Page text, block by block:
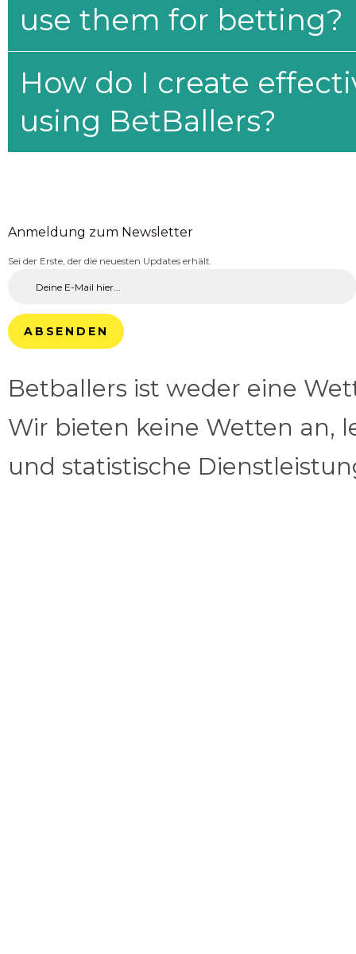
use them for betting?
How do I create
using BetBallers?
Anmeldung zum Newsletter
Sei der Erste, der die neuesten Updates erhält.
ABSENDEN
Betballers ist weder eine
Wir bieten keine Wetten an,
und statistische